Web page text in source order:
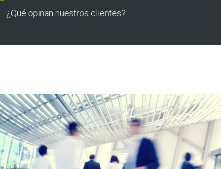
¿Qué opinan nuestros clientes?